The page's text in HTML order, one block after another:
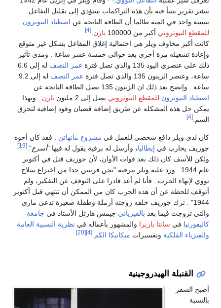
بنشر تقرير يتنبأ فيه بأن هذه التراكمات ستؤدي إلى تقليل التفاعل
بنسبة واحد في المية طالما أن الطاقة الناتجة عن اصطياد النيوترون
للمقطع النيوتروني أكبر من 100000 بارن [4]
كانت أكبر مخاوف ويلر هي احتمالية إغلاق المفاعل بشكل غير متوقع
وإعادة تشغيله مرة أخرى بعد حوالي خمسة عشر ساعة . ومدى تأثير
ذلك على عنصري اليود 135 والذي تصل فترة
عمر النصف
له إلى 6.6
ساعة، وعنصر الزينون 135 والذي تصل فترة
عمر النصف
له إلى 9.2
ساعة . وإتضح بعد ذلك ان الزينون 135 تصل الطاقة الناتجة عن
اصطياد النيوترون للمقطع النيوتروني تصل إلى 2 مليون بارن . وبهذا
يمكن حل هذة المشكله عن طريق إضافة قضبان وقود إضافية لتحرق
السم. [4]
كان لدى ويلر دافع شخصي للعمل في مشروع مانهاتن . فقد كان أخوه
جوزيف يحارب في إيطاليا، وأرسل له برقية يقول له فيها "أسرع".
[19]
ولكن للأسف كان ذلك بعد فوات الأوان، لأن جوزيف قتل في أكتوبر
عام 1944 . ورد عليه ويلر ببرقية "نحن قريبين جدا من اختراع سلاح
نووي لإنهاء الحرب . فأنا لم أعد قادرا على التوقف عن التفكير، ولم
أتوقف للحظة عن أن هذه الحرب كان من الممكن أن تنتهي قبل أكتوبر
1944" . ترك جوزيف خلفه زوجته أرملة وطفلة صغيرة تدعى ماري
والتي تزوجت فيما بعد بالفيزيائي جيمس هارتل الأستاذ في جامعة
كاليفورنيا في سانتا باربرا والمشهور بأعماله في نظرية النسبية العامة
والفيزياء الفلكية وتفسيرات ميكانيكا الكم [4]
[20]
القنبلة الهيدروجينية
أصبح السفر
بالنسبة